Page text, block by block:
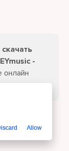
скачать
-
онлайн
Allow